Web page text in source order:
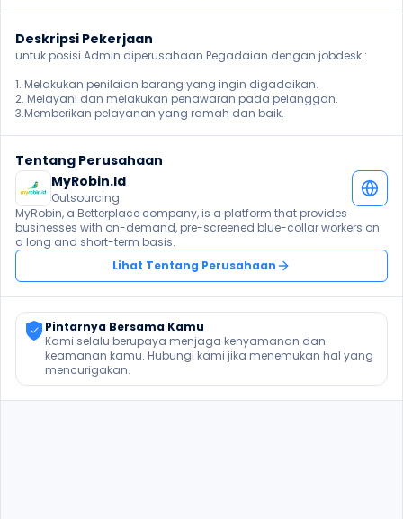
Deskripsi Pekerjaan
untuk posisi Admin diperusahaan Pegadaian dengan jobdesk :
1. Melakukan penilaian barang yang ingin digadaikan.
2. Melayani dan melakukan penawaran pada pelanggan.
3.Memberikan pelayanan yang ramah dan baik.
Tentang Perusahaan
MyRobin.Id
Outsourcing
MyRobin, a Betterplace company, is a platform that provides
businesses with on-demand, pre-screened blue-collar workers on
a long and short-term basis.
Lihat Tentang Perusahaan
Pintarnya Bersama Kamu
Kami selalu berupaya menjaga kenyamanan dan
keamanan kamu. Hubungi kami jika menemukan hal yang
mencurigakan.